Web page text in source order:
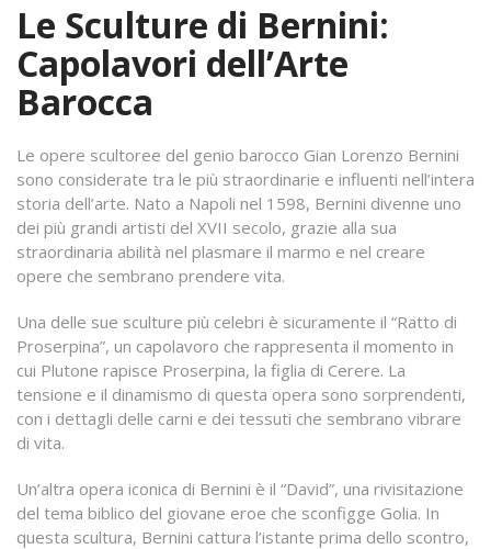
Le Sculture di Bernini:
Capolavori dell’Arte
Barocca
Le opere scultoree del genio barocco Gian Lorenzo Bernini
sono considerate tra le più straordinarie e influenti nell’intera
storia dell’arte. Nato a Napoli nel 1598, Bernini divenne uno
dei più grandi artisti del XVII secolo, grazie alla sua
straordinaria abilità nel plasmare il marmo e nel creare
opere che sembrano prendere vita.
Una delle sue sculture più celebri è sicuramente il “Ratto di
Proserpina”, un capolavoro che rappresenta il momento in
cui Plutone rapisce Proserpina, la figlia di Cerere. La
tensione e il dinamismo di questa opera sono sorprendenti,
con i dettagli delle carni e dei tessuti che sembrano vibrare
di vita.
Un’altra opera iconica di Bernini è il “David”, una rivisitazione
del tema biblico del giovane eroe che sconfigge Golia. In
questa scultura, Bernini cattura l’istante prima dello scontro,